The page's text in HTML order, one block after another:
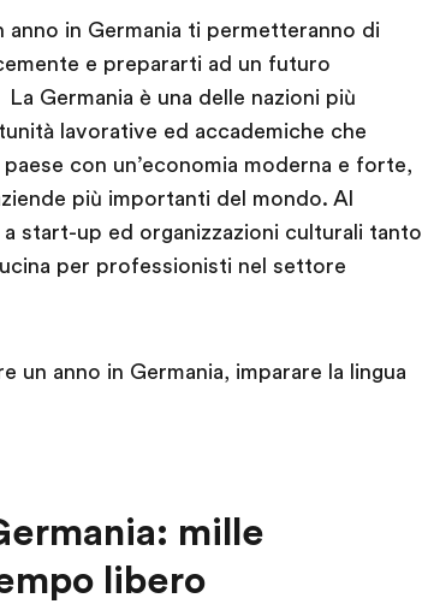
in Germania ti permetteranno di
e prepararti ad un futuro
Germania è una delle nazioni più
lavorative ed accademiche che
con un’economia moderna e forte,
più importanti del mondo. Al
start-up ed organizzazioni culturali tanto
per professionisti nel settore
un anno in Germania, imparare la lingua
mille
libero